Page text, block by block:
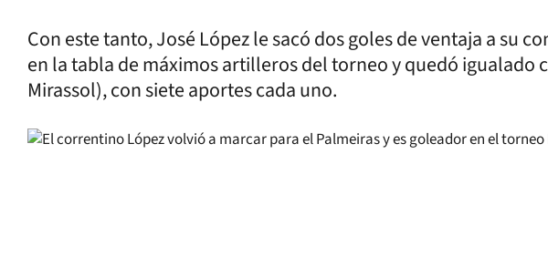
Con este tanto, José López le sacó dos goles de ventaja a su
en la tabla de máximos artilleros del torneo y quedó igualado
Mirassol), con siete aportes cada uno.